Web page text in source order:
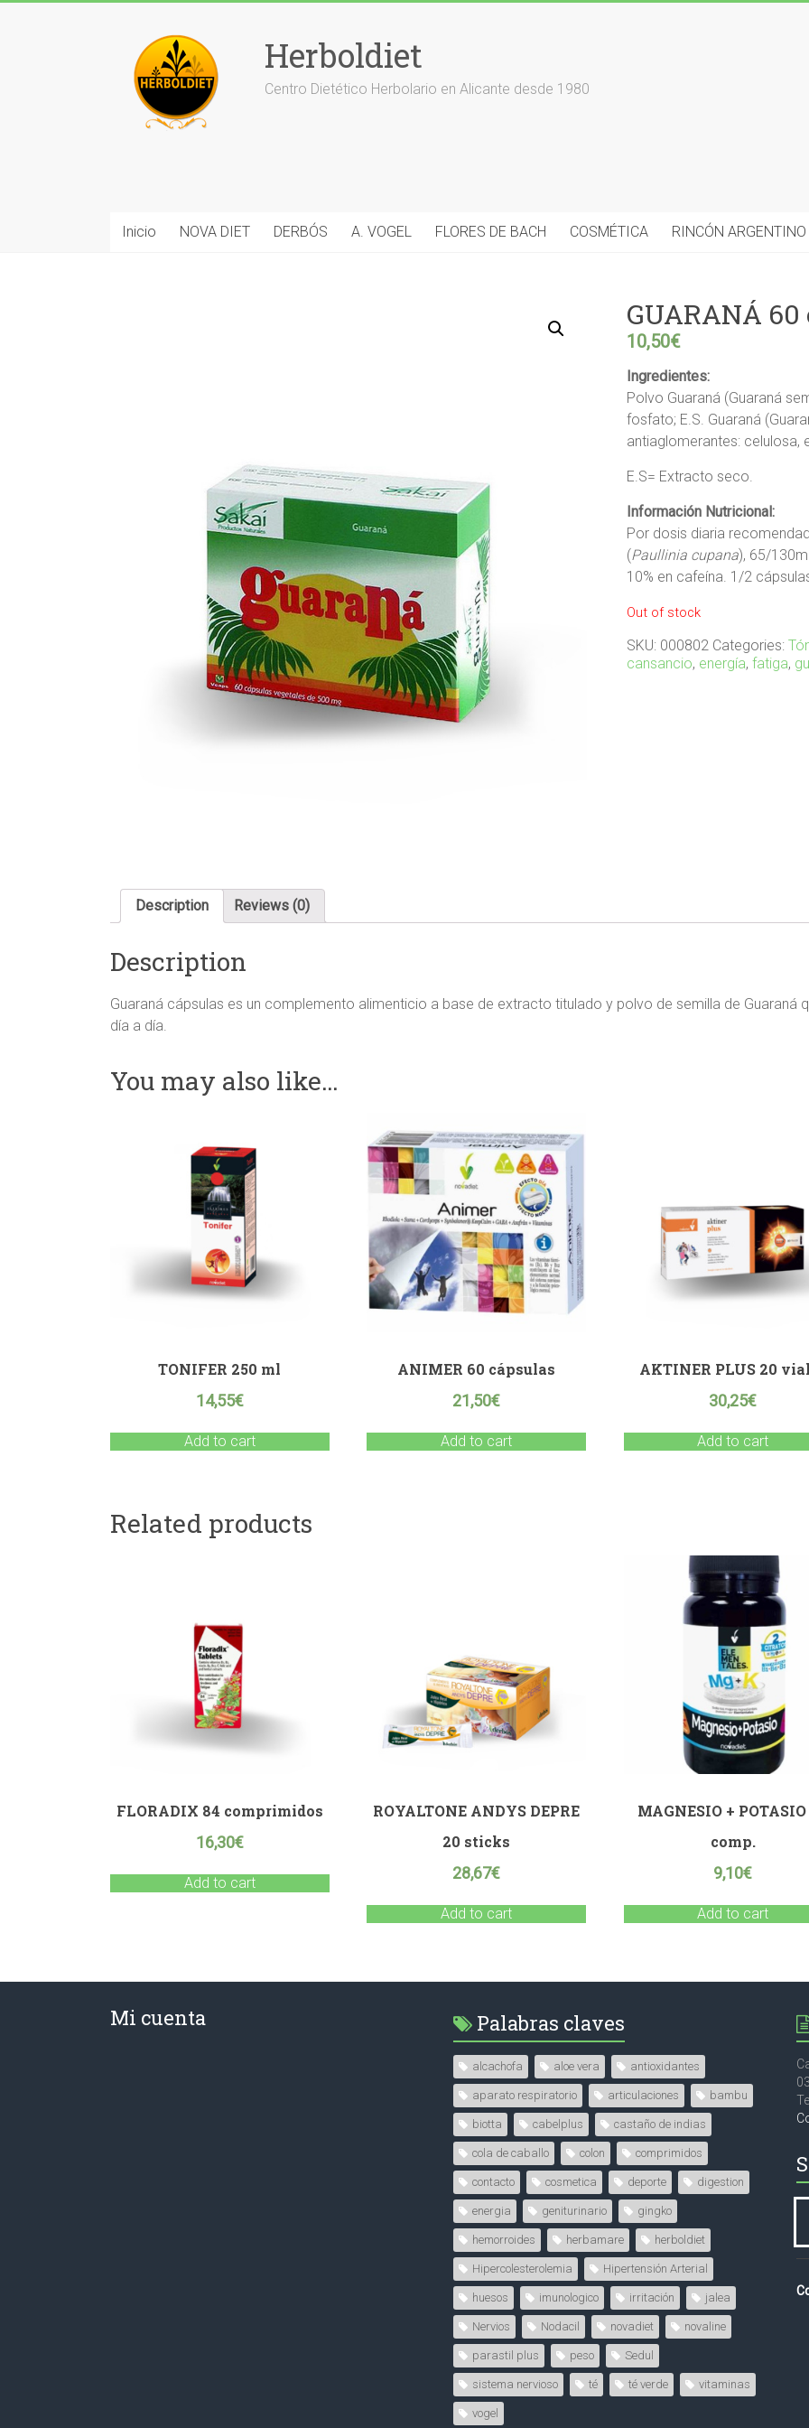
Herboldiet
Centro Dietético Herbolario en Alicante desde 1980
Inicio NOVA DIET DERBÓS A. VOGEL FLORES DE BACH COSMÉTICA RINCÓN ARGENTINO
GUARANÁ
10,50€
Ingredientes:
Polvo Guaraná (Guaraná
fosfato; E.S. Guaraná
antiaglomerantes: celulosa,
E.S= Extracto seco.
Información Nutricional:
Por dosis diaria
(Paullinia cupana), 65/
10% en cafeína. 1/2
Out of stock
SKU: 000802 Categories:
cansancio, energía, fatiga,
Description Reviews (0)
Description
Guaraná cápsulas es un complemento alimenticio a base de extracto titulado y polvo de semilla de Guaraná
día a día.
You may also like…
TONIFER 250 ml
14,55€
Add to cart
ANIMER 60 cápsulas
21,50€
Add to cart
AKTINER PLUS 20
30,25€
Add to cart
Related products
FLORADIX 84 comprimidos
16,30€
Add to cart
ROYALTONE ANDYS DEPRE
20 sticks
28,67€
Add to cart
MAGNESIO +
comp.
9,10€
Add to cart
Mi cuenta Palabras claves
alcachofa aloe vera antioxidantes
aparato respiratorio articulaciones bambu
biotta cabelplus castaño de indias
cola de caballo colon comprimidos
contacto cosmetica deporte digestion
energia geniturinario gingko
hemorroides herbamare herboldiet
Hipercolesterolemia Hipertensión Arterial
huesos imunologico irritación jalea
Nervios Nodacil novadiet novaline
parastil plus peso Sedul
sistema nervioso té té verde vitaminas
vogel